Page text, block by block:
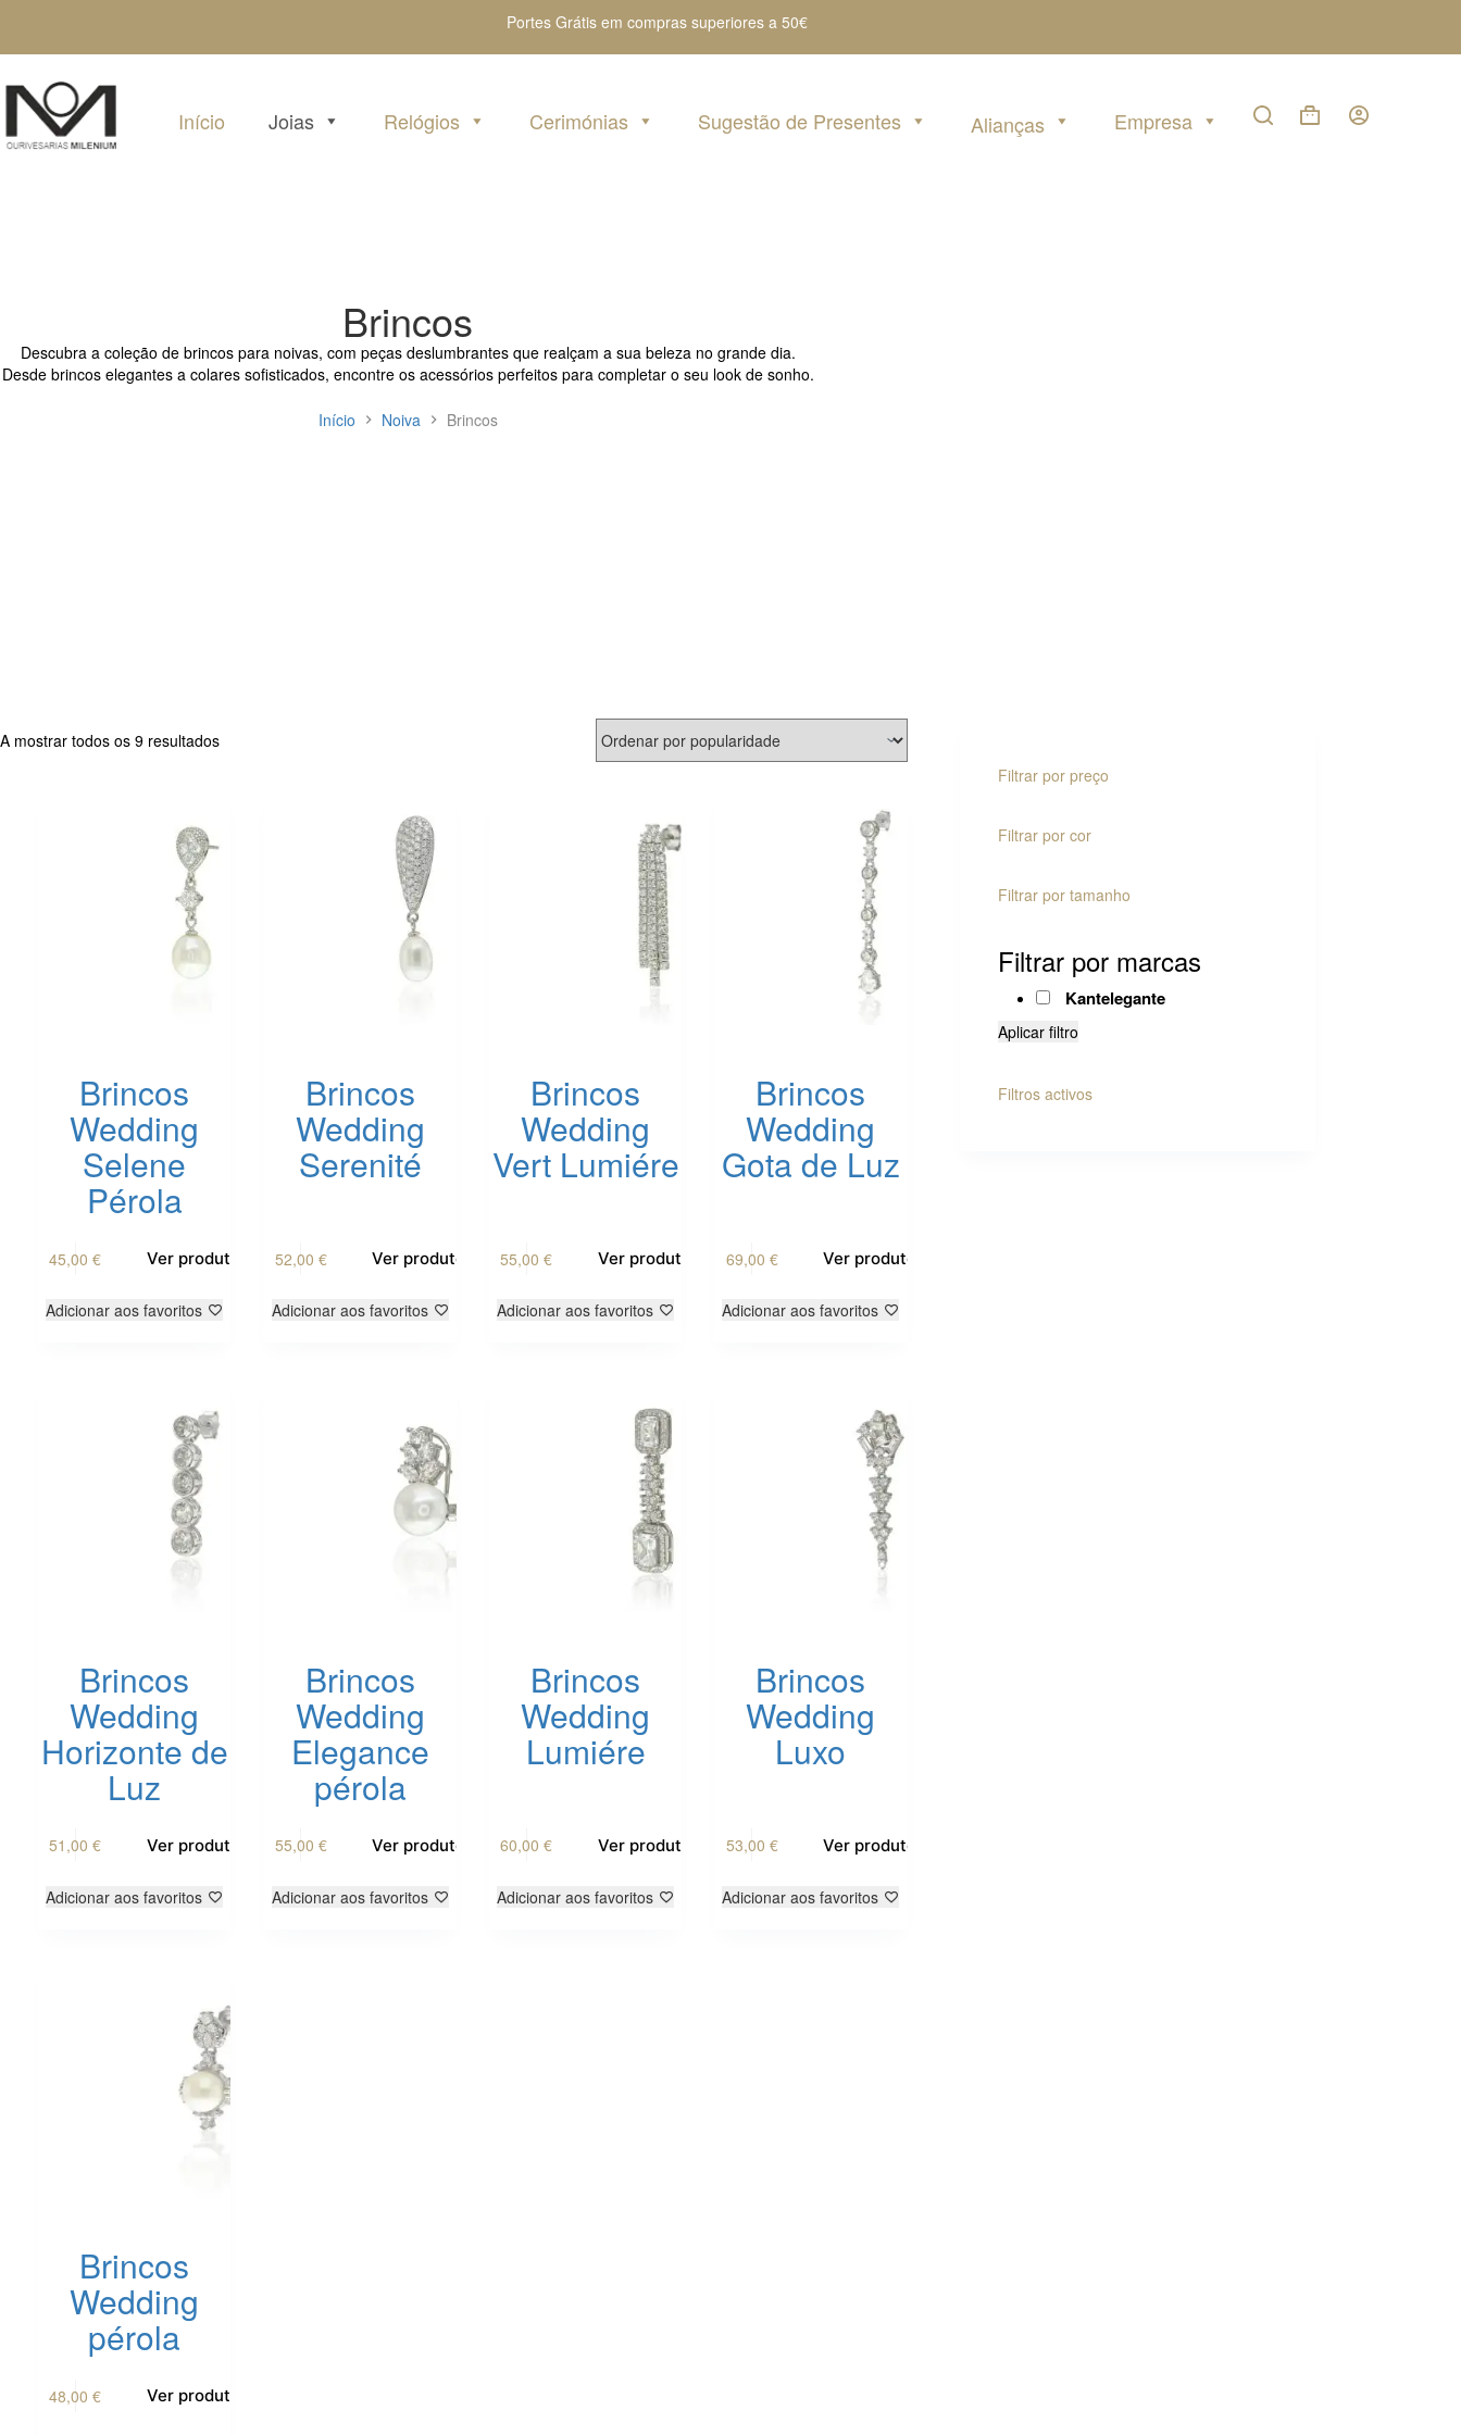
o
Portes Grátis em compras superiores a 50€
Início Joias Relógios Cerimónias Sugestão de Presentes Alianças Empresa
Carrinho
Brincos
Descubra a coleção de brincos para noivas, com peças deslumbrantes que realçam a sua beleza no grande dia.
Desde brincos elegantes a colares sofisticados, encontre os acessórios perfeitos para completar o seu look de sonho.
Início Noiva Brincos
A mostrar todos os 9 resultadosOrdenado
Brincos
Wedding
Selene
Pérola
45,00€ Ver produto
Adicionar aos favoritos
Brincos
Wedding
Serenité
52,00 € Ver produto
Adicionar aos favoritos
Brincos
Wedding
Vert Lumiére
55,00€ Ver produto
Adicionar aos favoritos
Brincos
Wedding
Gota de Luz
69,00 € Ver produto
Adicionar aos favoritos
Brincos
Wedding
Horizonte de
Luz
51,00€ Ver produto
Adicionar aos favoritos
Brincos
Wedding
Elegance
pérola
55,00 € Ver produto
Adicionar aos favoritos
Brincos
Wedding
Lumiére
60,00€ Ver produto
Adicionar aos favoritos
Brincos
Wedding
Luxo
53,00 € Ver produto
Adicionar aos favoritos
Brincos
Wedding
pérola
48,00€ Ver produto
Filtrar por preço
Filtrar por cor
Filtrar por tamanho
Filtrar por marcas
Kantelegante
Aplicar filtro
Filtros activos